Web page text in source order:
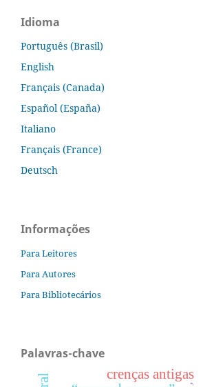
Idioma
Português (Brasil)
English
Français (Canada)
Español (España)
Italiano
Français (France)
Deutsch
Informações
Para Leitores
Para Autores
Para Bibliotecários
Palavras-chave
crenças antigas